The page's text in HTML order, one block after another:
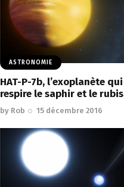
ASTRONOMIE
HAT-P-7b, l’exoplanète qui
respire le saphir et le rubis
by Rob 15 décembre 2016